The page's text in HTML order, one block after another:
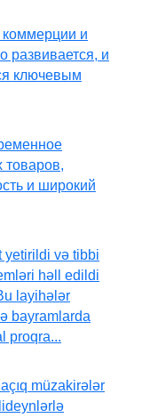
и
развивается, и
ключевым
товаров,
и широкий
yetirildi və tibbi
həll edildi
layihələr
bayramlarda
proqra...
müzakirələr